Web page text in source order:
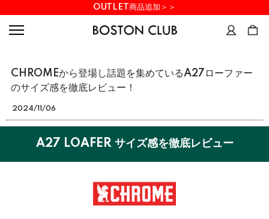
OUTLET商品追加＞＞
CHROMEから登場し話題を集めているA27ローファー
のサイズ感を徹底レビュー！
2024/11/06
A27 LOAFER サイズ感を徹底レビュー